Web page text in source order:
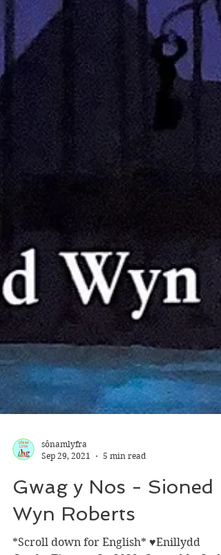
Sep 29, 2021
5 min read
Gwag y Nos - Sioned
Wyn Roberts